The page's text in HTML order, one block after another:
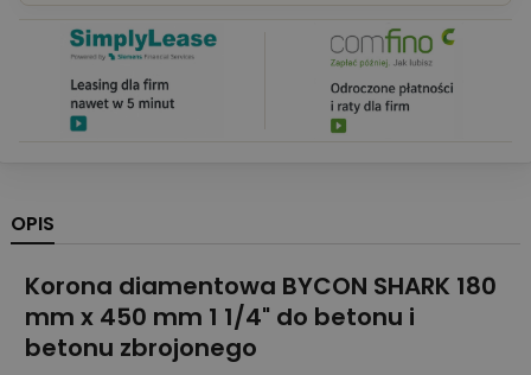
OPIS
Korona diamentowa BYCON SHARK 180
mm x 450 mm 1 1/4" do betonu i
betonu zbrojonego